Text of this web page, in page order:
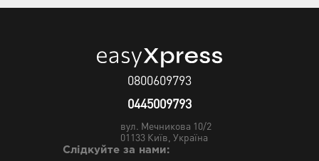
0800609793
0445009793
вул. Мечникова 10/2
01133 Київ, Україна
Слідкуйте за нами: